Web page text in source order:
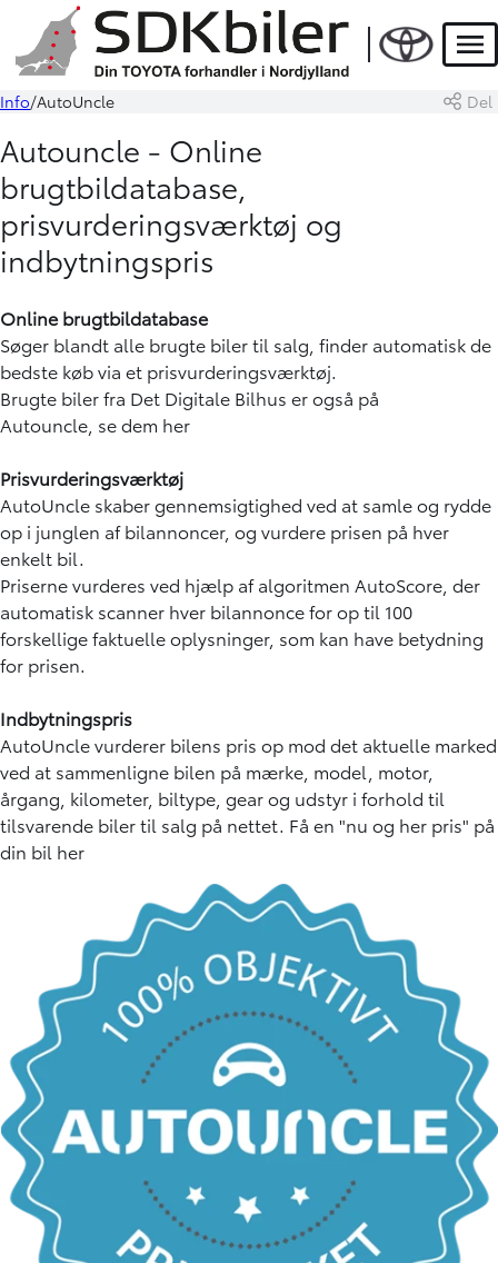
Info AutoUncle Del
Autouncle - Online
brugtbildatabase,
prisvurderingsværktøj og
indbytningspris
Online brugtbildatabase
Søger blandt alle brugte biler til salg, finder automatisk de
bedste køb via et prisvurderingsværktøj.
Brugte biler fra Det Digitale Bilhus er også på
Autouncle, se dem her
Prisvurderingsværktøj
AutoUncle skaber gennemsigtighed ved at samle og rydde
op i junglen af bilannoncer, og vurdere prisen på hver
enkelt bil.
Priserne vurderes ved hjælp af algoritmen AutoScore , der
automatisk scanner hver bilannonce for op til 100
forskellige faktuelle oplysninger, som kan have betydning
for prisen.
Indbytningspris
AutoUncle vurderer bilens pris op mod det aktuelle marked
ved at sammenligne bilen på mærke, model, motor,
årgang, kilometer, biltype, gear og udstyr i forhold til
tilsvarende biler til salg på nettet. Få en "nu og her pris" på
din bil her